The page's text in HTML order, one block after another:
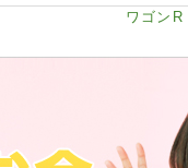
ワゴン